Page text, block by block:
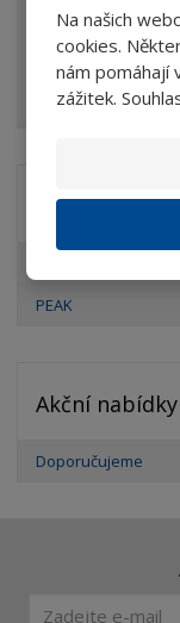
Na našich
cookies.
nám pomáhají
zážitek.
Mikroskopy
Optické prvky
Ostatní
Značka
PEAK
Akční nabídky
Doporučujeme